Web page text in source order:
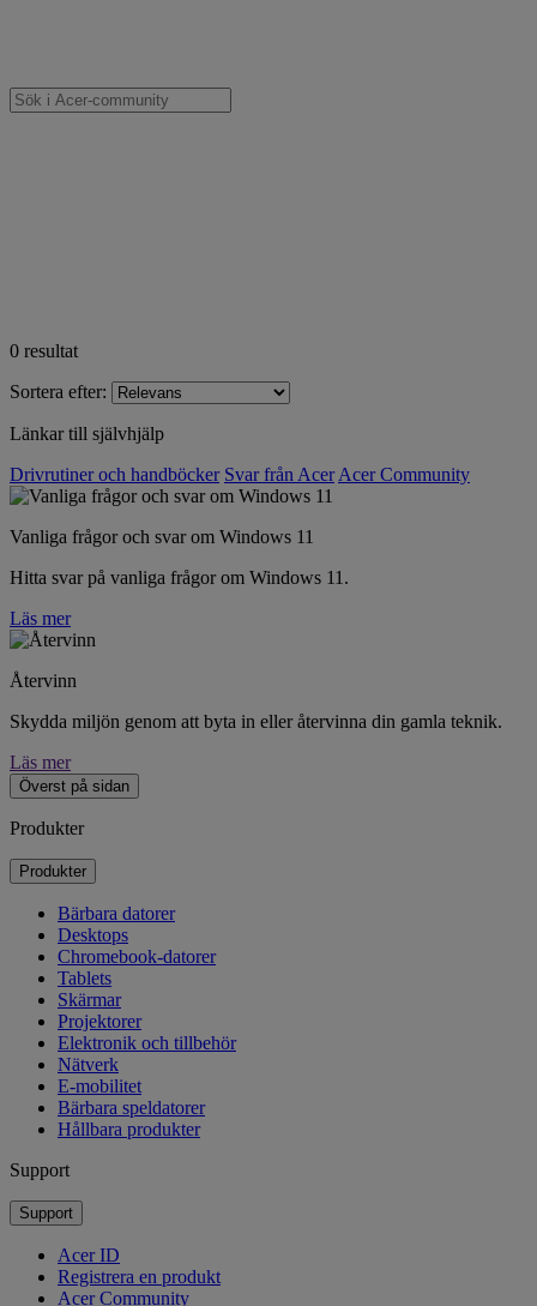
0 resultat
Sortera efter:
Länkar till självhjälp
Drivrutiner och handböcker Svar från Acer Acer Community
Vanliga frågor och svar om Windows 11
Hitta svar på vanliga frågor om Windows 11.
Läs mer
Återvinn
Skydda miljön genom att byta in eller återvinna din gamla teknik.
Läs mer
Överst på sidan
Produkter
Produkter
Bärbara datorer
Desktops
Chromebook-datorer
Tablets
Skärmar
Projektorer
Elektronik och tillbehör
Nätverk
E-mobilitet
Bärbara speldatorer
Hållbara produkter
Support
Support
Acer ID
Registrera en produkt
Acer Community